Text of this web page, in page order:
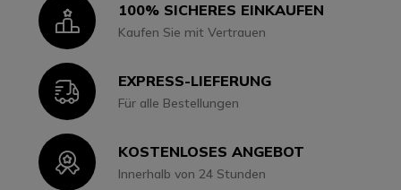
Icon100% SICHERES EINKAUFEN
Kaufen Sie mit Vertrauen
IconEXPRESS-LIEFERUNG
Für alle Bestellungen
IconKOSTENLOSES ANGEBOT
Innerhalb von 24 Stunden